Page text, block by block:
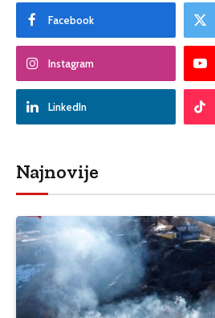
Facebook
Instagram
LinkedIn
Najnovije